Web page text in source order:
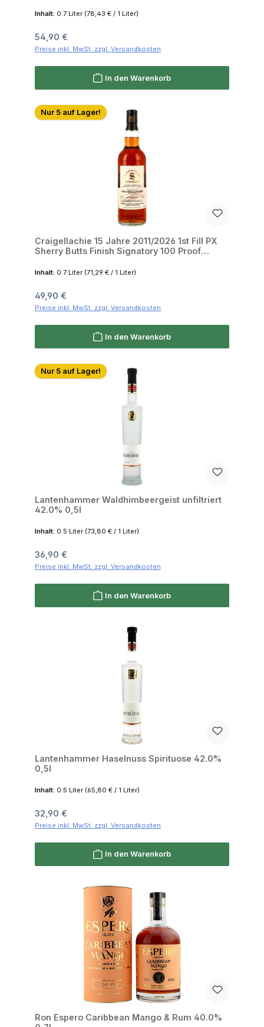
Inhalt: 0.7 Liter (78,43 € / 1 Liter)
Regulärer Preis:
54,90 €
Preise inkl. MwSt. zzgl. Versandkosten
In den Warenkorb
Nur 5 auf Lager!
Craigellachie 15 Jahre 2011/2026 1st Fill PX
Sherry Butts Finish Signatory 100 Proof
Inhalt: 0.7 Liter (71,29 € / 1 Liter)
Regulärer Preis:
49,90 €
Preise inkl. MwSt. zzgl. Versandkosten
In den Warenkorb
Nur 5 auf Lager!
Lantenhammer Waldhimbeergeist unfiltriert
42.0% 0,5l
Inhalt: 0.5 Liter (73,80 € / 1 Liter)
Regulärer Preis:
36,90 €
Preise inkl. MwSt. zzgl. Versandkosten
In den Warenkorb
Lantenhammer Haselnuss Spirituose 42.0%
0,5l
Inhalt: 0.5 Liter (65,80 € / 1 Liter)
Regulärer Preis:
32,90 €
Preise inkl. MwSt. zzgl. Versandkosten
In den Warenkorb
Ron Espero Caribbean Mango & Rum 40.0%